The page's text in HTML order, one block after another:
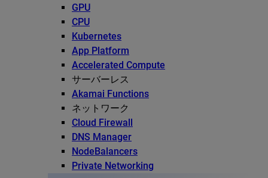
GPU
CPU
Kubernetes
App Platform
Accelerated Compute
サーバーレス
Akamai Functions
ネットワーク
Cloud Firewall
DNS Manager
NodeBalancers
Private Networking